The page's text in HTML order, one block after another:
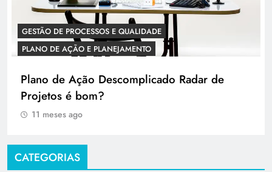
GESTÃO DE PROCESSOS E QUALIDADE
PLANO DE AÇÃO E PLANEJAMENTO
Plano de Ação Descomplicado Radar de
Projetos é bom?
11 meses ago
CATEGORIAS